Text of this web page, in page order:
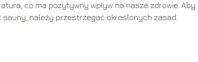
co ma pozytywny wpływ na nasze zdrowie. Aby
należy przestrzegać określonych zasad.